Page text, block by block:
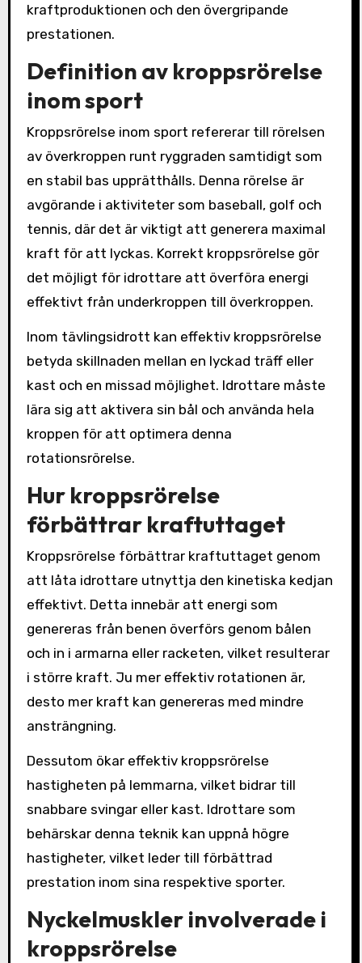
kraftproduktionen och den övergripande
prestationen.
Definition av kroppsrörelse
inom sport
Kroppsrörelse inom sport refererar till rörelsen
av överkroppen runt ryggraden samtidigt som
en stabil bas upprätthålls. Denna rörelse är
avgörande i aktiviteter som baseball, golf och
tennis, där det är viktigt att generera maximal
kraft för att lyckas. Korrekt kroppsrörelse gör
det möjligt för idrottare att överföra energi
effektivt från underkroppen till överkroppen.
Inom tävlingsidrott kan effektiv kroppsrörelse
betyda skillnaden mellan en lyckad träff eller
kast och en missad möjlighet. Idrottare måste
lära sig att aktivera sin bål och använda hela
kroppen för att optimera denna
rotationsrörelse.
Hur kroppsrörelse
förbättrar kraftuttaget
Kroppsrörelse förbättrar kraftuttaget genom
att låta idrottare utnyttja den kinetiska kedjan
effektivt. Detta innebär att energi som
genereras från benen överförs genom bålen
och in i armarna eller racketen, vilket resulterar
i större kraft. Ju mer effektiv rotationen är,
desto mer kraft kan genereras med mindre
ansträngning.
Dessutom ökar effektiv kroppsrörelse
hastigheten på lemmarna, vilket bidrar till
snabbare svingar eller kast. Idrottare som
behärskar denna teknik kan uppnå högre
hastigheter, vilket leder till förbättrad
prestation inom sina respektive sporter.
Nyckelmuskler involverade i
kroppsrörelse